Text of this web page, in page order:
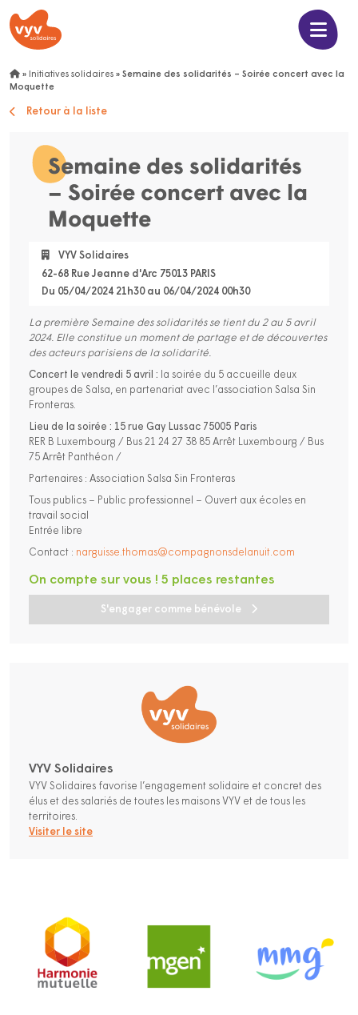
» Initiatives solidaires » Semaine des solidarités – Soirée concert avec la
Moquette
Retour à la liste
Semaine des solidarités
– Soirée concert avec la
Moquette
VYV Solidaires
62-68 Rue Jeanne d'Arc 75013 PARIS
Du 05/04/2024 21h30 au 06/04/2024 00h30
La première Semaine des solidarités se tient du 2 au 5 avril
2024. Elle constitue un moment de partage et de découvertes
des acteurs parisiens de la solidarité.
Concert le vendredi 5 avril :
la soirée du 5 accueille deux
groupes de Salsa, en partenariat avec l’association Salsa Sin
Fronteras.
Lieu de la soirée : 15 rue Gay Lussac 75005 Paris
RER B Luxembourg / Bus 21 24 27 38 85 Arrêt Luxembourg / Bus
75 Arrêt Panthéon /
Partenaires : Association Salsa Sin Fronteras
Tous publics – Public professionnel – Ouvert aux écoles en
travail social
Entrée libre
Contact : narguisse.thomas@compagnonsdelanuit.com
S'engager comme bénévole
On compte sur vous ! 5 places restantes
VYV Solidaires
VYV Solidaires favorise l’engagement solidaire et concret des
élus et des salariés de toutes les maisons VYV et de tous les
territoires.
Visiter le site